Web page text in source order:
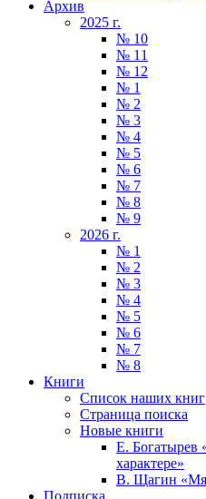
Архив
2025 г.
№ 10
№ 11
№ 12
№ 1
№ 2
№ 3
№ 4
№ 5
№ 6
№ 7
№ 8
№ 9
2026 г.
№ 1
№ 2
№ 3
№ 4
№ 5
№ 6
№ 7
№ 8
Книги
Список наших книг
Страница поиска
Новые книги
Е. Богатырев
характере»
В. Щагин
Подписка